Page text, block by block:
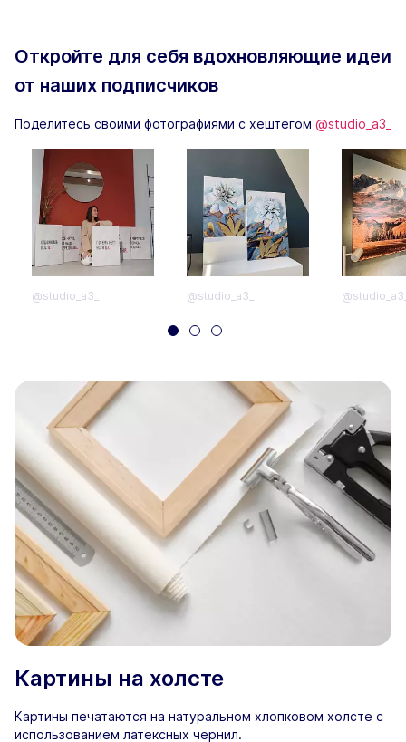
Откройте для себя вдохновляющие идеи
от наших подписчиков
Поделитесь своими фотографиями с хештегом @studio_a3_
@studio_a3_ @studio_a3_
Картины на холсте
Картины печатаются на натуральном хлопковом холсте с
использованием латексных чернил.